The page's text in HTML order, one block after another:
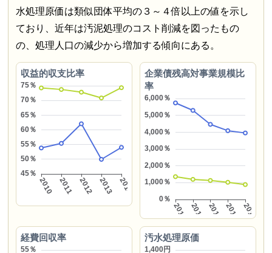
水処理原価は類似団体平均の３～４倍以上の値を示し
ており、近年は汚泥処理のコスト削減を図ったもの
の、処理人口の減少から増加する傾向にある。
収益的収支比率
企業債残高対事業規模比
率
経費回収率 汚水処理原価